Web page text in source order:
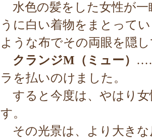
水色の髪をした女性が一
うに白い着物をまとって
ような布でその両眼を隠
クランジΜ（ミュー）
ラを払いのけました。
すると今度は、やはり女
す。
その光景は、より大き